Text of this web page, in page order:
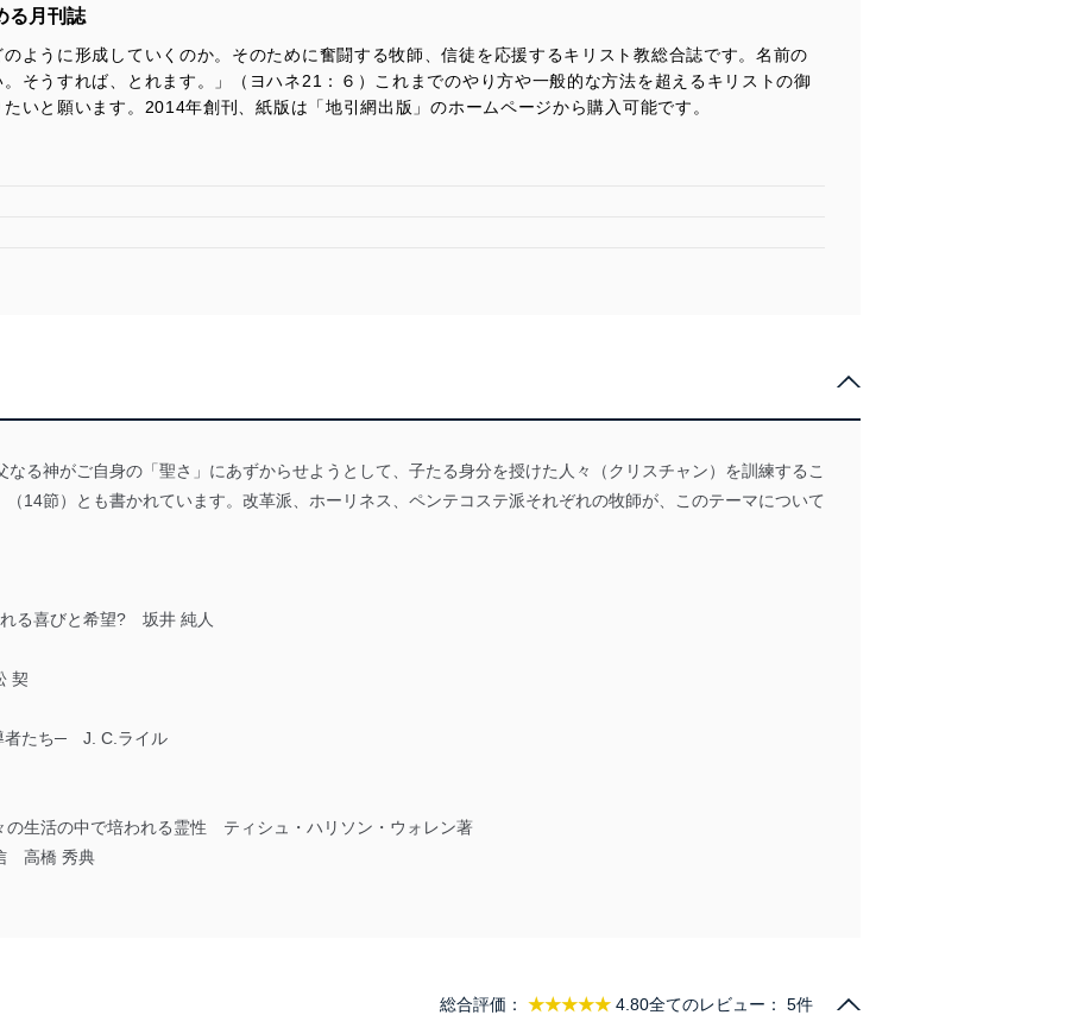
る月刊誌
のように形成していくのか。そのために奮闘する牧師、信徒を応援するキリスト教総合誌です。名前の
そうすれば、とれます。」（ヨハネ21：６）これまでのやり方や一般的な方法を超えるキリストの御
いと願います。2014年創刊、紙版は「地引網出版」のホームページから購入可能です。
る神がご自身の「聖さ」にあずからせようとして、子たる身分を授けた人々（クリスチャン）を訓練するこ
14節）とも書かれています。改革派、ホーリネス、ペンテコステ派それぞれの牧師が、このテーマについて
る喜びと希望? 坂井 純人
契
者たち─ J. C.ライル
生活の中で培われる霊性 ティシュ・ハリソン・ウォレン著
高橋 秀典
総合評価： ★★★★★ 4.80全てのレビュー： 5件